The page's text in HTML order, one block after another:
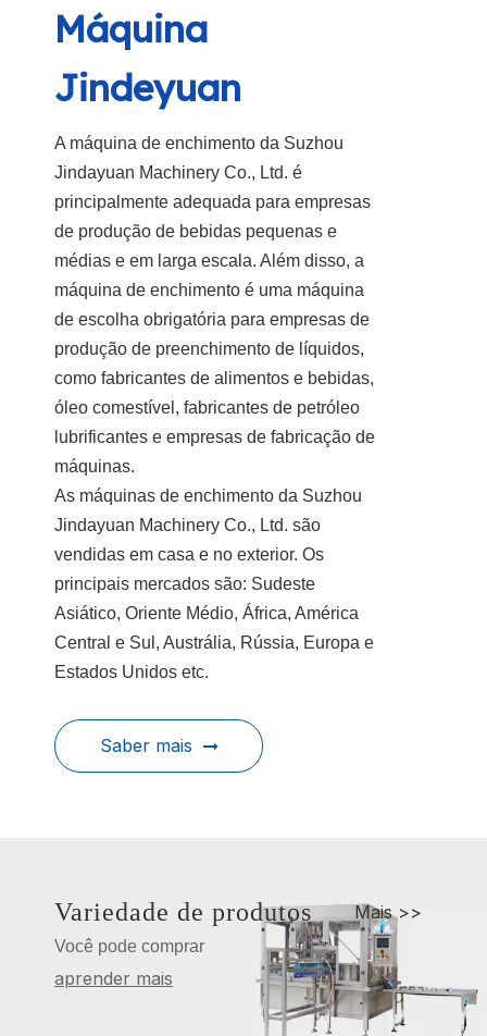
Máquina
Jindeyuan
A máquina de enchimento da Suzhou
Jindayuan Machinery Co., Ltd. é
principalmente adequada para empresas
de produção de bebidas pequenas e
médias e em larga escala. Além disso, a
máquina de enchimento é uma máquina
de escolha obrigatória para empresas de
produção de preenchimento de líquidos,
como fabricantes de alimentos e bebidas,
óleo comestível, fabricantes de petróleo
lubrificantes e empresas de fabricação de
máquinas.
As máquinas de enchimento da Suzhou
Jindayuan Machinery Co., Ltd. são
vendidas em casa e no exterior. Os
principais mercados são: Sudeste
Asiático, Oriente Médio, África, América
Central e Sul, Austrália, Rússia, Europa e
Estados Unidos etc.
Saber mais
Variedade de produtos Mais >>
Você pode comprar
aprender mais